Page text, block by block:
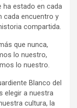
ha estado en cada
cada encuentro y
compartida.
que nunca,
lo nuestro,
lo nuestro.
Blanco del
elegir a nuestra
cultura, la